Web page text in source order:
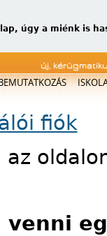
úgy a miénk is
új,
fiók
venni